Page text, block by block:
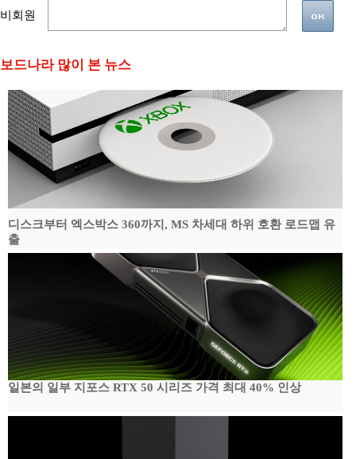
비회원
보드나라 많이 본 뉴스
디스크부터 엑스박스 360까지, MS 차세대 하위 호환 로드맵 유
출
일본의 일부 지포스 RTX 50 시리즈 가격 최대 40% 인상